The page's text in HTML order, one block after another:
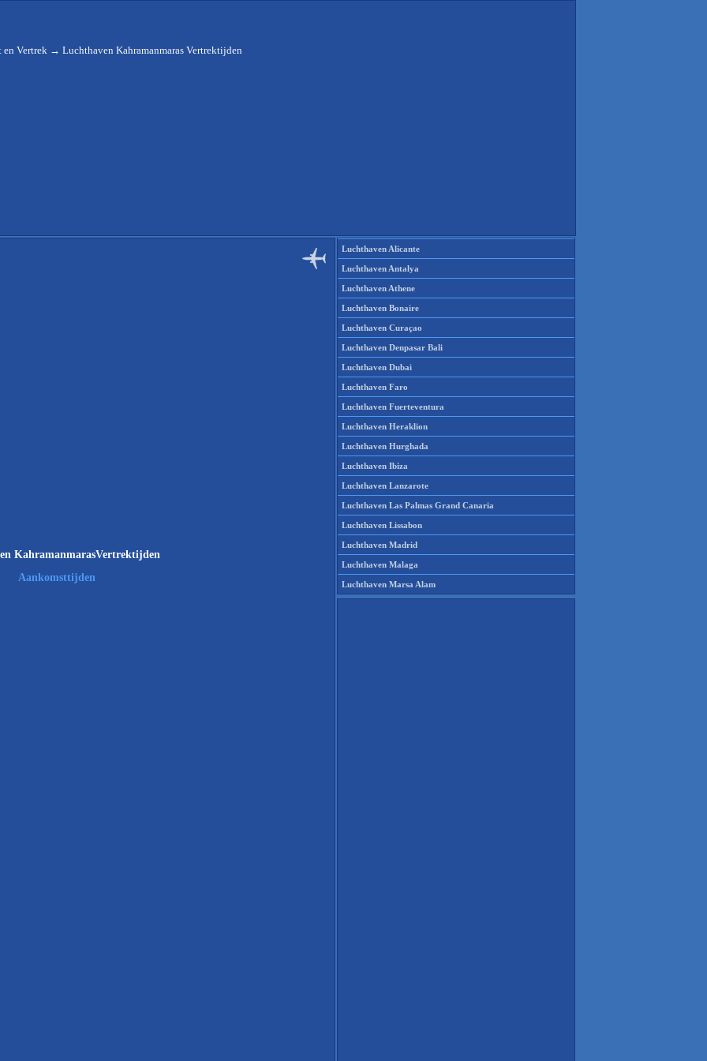
Vertrek → Luchthaven Kahramanmaras Vertrektijden
KahramanmarasVertrektijden
Aankomsttijden
Luchthaven Alicante
Luchthaven Antalya
Luchthaven Athene
Luchthaven Bonaire
Luchthaven Curaçao
Luchthaven Denpasar Bali
Luchthaven Dubai
Luchthaven Faro
Luchthaven Fuerteventura
Luchthaven Heraklion
Luchthaven Hurghada
Luchthaven Ibiza
Luchthaven Lanzarote
Luchthaven Las Palmas Grand Canaria
Luchthaven Lissabon
Luchthaven Madrid
Luchthaven Malaga
Luchthaven Marsa Alam